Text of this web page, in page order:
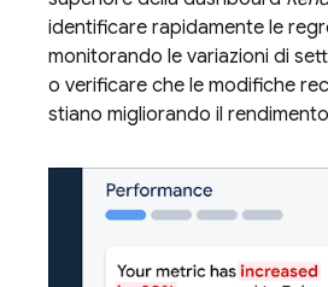
identificare rapidamente le
monitorando le variazioni di
o verificare che le modifiche
stiano migliorando il